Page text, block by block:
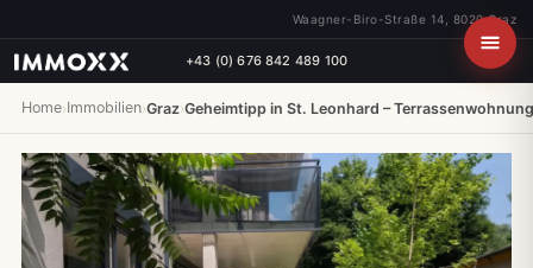
Waagner-Biro-Straße 14, 8020 Graz
+43 (0) 676 842 489 100
Home›Immobilien›Graz›Geheimtipp in St. Leonhard –